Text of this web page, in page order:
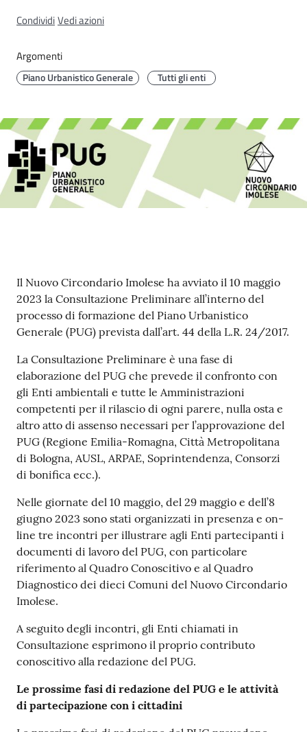
CondividiVedi azioni
Argomenti
Piano Urbanistico Generale Tutti gli enti
Contenuto
Il Nuovo Circondario Imolese ha avviato il 10 maggio
2023 la Consultazione Preliminare all’interno del
processo di formazione del Piano Urbanistico
Generale (PUG) prevista dall’art. 44 della L.R. 24/2017.
La Consultazione Preliminare è una fase di
elaborazione del PUG che prevede il confronto con
gli Enti ambientali e tutte le Amministrazioni
competenti per il rilascio di ogni parere, nulla osta e
altro atto di assenso necessari per l’approvazione del
PUG (Regione Emilia-Romagna, Città Metropolitana
di Bologna, AUSL, ARPAE, Soprintendenza, Consorzi
di bonifica ecc.).
Nelle giornate del 10 maggio, del 29 maggio e dell’8
giugno 2023 sono stati organizzati in presenza e on-
line tre incontri per illustrare agli Enti partecipanti i
documenti di lavoro del PUG, con particolare
riferimento al Quadro Conoscitivo e al Quadro
Diagnostico dei dieci Comuni del Nuovo Circondario
Imolese.
A seguito degli incontri, gli Enti chiamati in
Consultazione esprimono il proprio contributo
conoscitivo alla redazione del PUG.
Le prossime fasi di redazione del PUG e le attività
di partecipazione con i cittadini